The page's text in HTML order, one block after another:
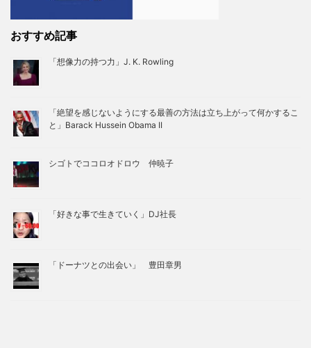
おすすめ記事
「想像力の持つ力」J. K. Rowling
「絶望を感じないようにする最善の方法は立ち上がって何かするこ
と」Barack Hussein Obama II
シゴトでココロオドロウ 仲暁子
「好きな事で生きていく」DJ社長
「ドーナツとの出会い」 豊田章男